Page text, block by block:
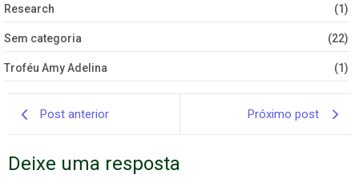
Research (1)
Sem categoria (22)
Troféu Amy Adelina (1)
Post anterior Próximo post
Deixe uma resposta